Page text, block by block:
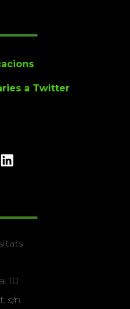
a Twitter
10
s/n